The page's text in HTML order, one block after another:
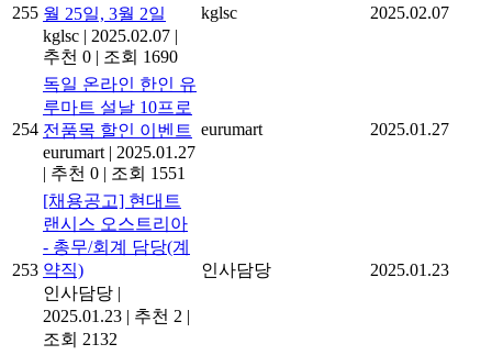
255 월 25일, 3월 2일
kglsc | 2025.02.07 |
추천 0 | 조회 1690
kglsc 2025.02.07
254
독일 온라인 한인 유
루마트 설날 10프로
전품목 할인 이벤트
eurumart | 2025.01.27
| 추천 0 | 조회 1551
eurumart 2025.01.27
253
[채용공고] 현대트
랜시스 오스트리아
- 총무/회계 담당(계
약직)
인사담당 |
2025.01.23 | 추천 2 |
조회 2132
인사담당 2025.01.23